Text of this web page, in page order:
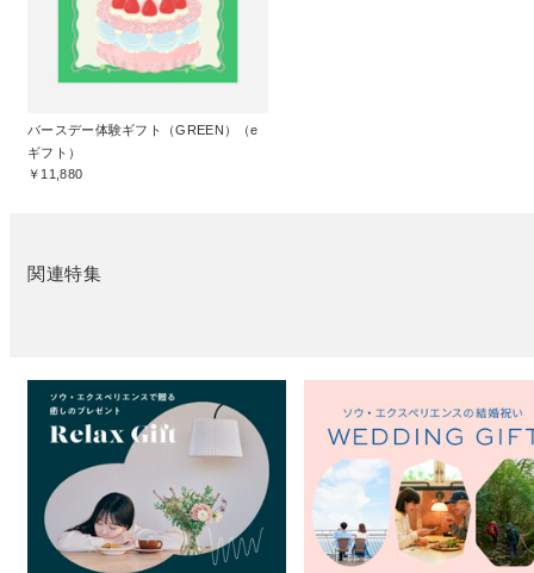
バースデー体験ギフト（GREEN）（e
ギフト）
￥11,880
関連特集